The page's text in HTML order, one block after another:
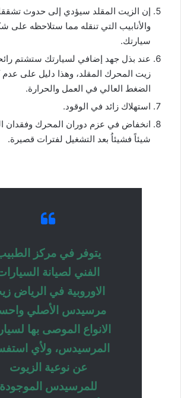
إن الزيت المقلد سيؤدي إلى حدوث
والأنابيب التي تنقله مما ستلاحظه على
سيارتك.
عند بذل جهد إضافي لسيارتك ستشتم
زيت المحرك المقلد، وهذا دليل على
الضغط العالي في العمل والحرارة.
استهلاك زائد في الوقود.
انخفاض في عزم دوران المحرك وفقدان
شيئاً فشيئاُ بعد التشغيل لفترات قصيرة.
يتوفر في مركز
الفني لصيانة
الاوروبية في الرياض
مرسيدس الأصلي
الانواع الموصى بها
المرسيدس، ولأي
عن نوعية الزيوت
للمرسيدس الموجودة